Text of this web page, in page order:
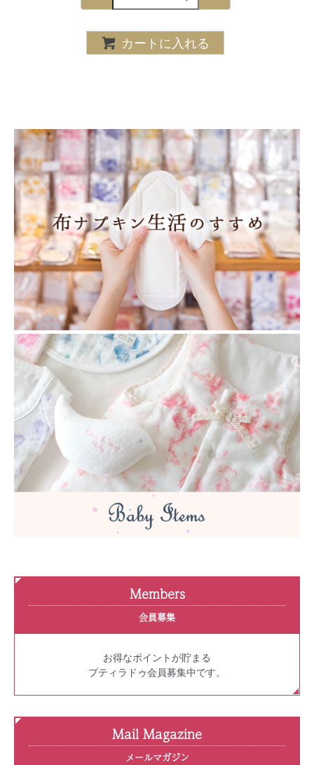
カートに入れる
Members
会員募集
お得なポイントが貯まる
プティラドゥ会員募集中です。
Mail Magazine
メールマガジン